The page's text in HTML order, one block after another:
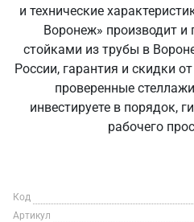
и технические
Воронеж» производит и
стойками из трубы в
России, гарантия и скидки
проверенные
инвестируете в порядок,
рабочего
Код
Артикул